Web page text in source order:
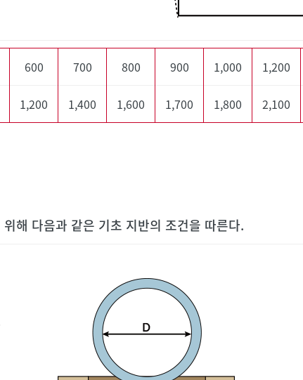
600 700 800 900 1,000 1,200
1,200 1,400 1,600 1,700 1,800 2,100
해 다음과 같은 기초 지반의 조건을 따른다.